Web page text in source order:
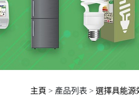
主頁 > 產品列表 > 選擇具能源